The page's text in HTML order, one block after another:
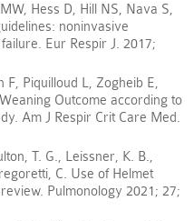
Hess D, Hill NS, Nava S,
noninvasive
Eur Respir J. 2017;
F, Piquilloud L, Zogheib E,
Outcome according to
Am J Respir Crit Care Med.
T. G., Leissner, K. B.,
C. Use of Helmet
Pulmonology 2021; 27;